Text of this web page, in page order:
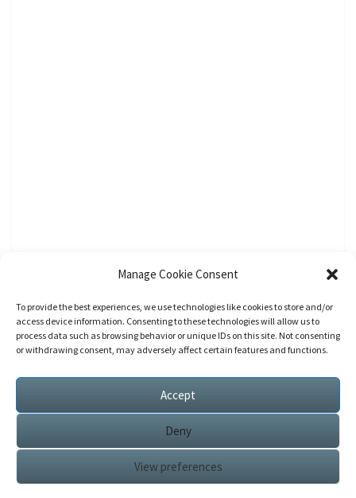
Manage Cookie Consent
To provide the best experiences, we use technologies like cookies to store and/or
access device information. Consenting to these technologies will allow us to
process data such as browsing behavior or unique IDs on this site. Not consenting
or withdrawing consent, may adversely affect certain features and functions.
Accept
Deny
View preferences